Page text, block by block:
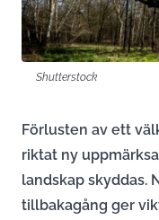
Shutterstock
Förlusten av ett
riktat ny
landskap skyddas.
tillbakagång ger